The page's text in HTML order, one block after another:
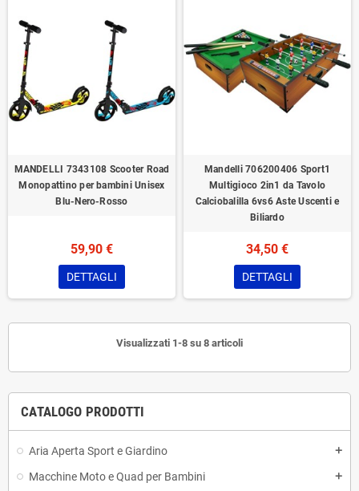
CATALOGO PRODOTTI
Aria Aperta Sport e Giardino add
Macchine Moto e Quad per Bambini add
MANDELLI 7343108 Scooter Road
Monopattino per bambini Unisex
Blu-Nero-Rosso
59,90 €
DETTAGLI
Mandelli 706200406 Sport1
Multigioco 2in1 da Tavolo
Calciobalilla 6vs6 Aste Uscenti e
Biliardo
34,50 €
DETTAGLI
Visualizzati 1-8 su 8 articoli